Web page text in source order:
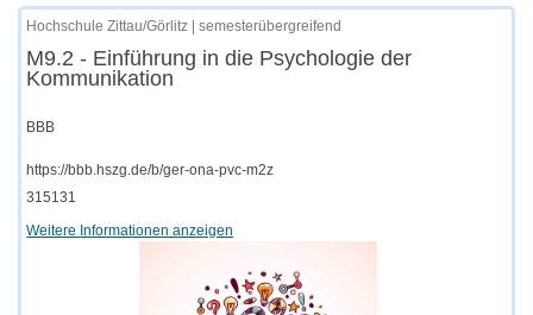
Hochschule Zittau/Görlitz | semesterübergreifend
M9.2 - Einführung in die Psychologie der
Kommunikation
BBB
https://bbb.hszg.de/b/ger-ona-pvc-m2z
315131
Weitere Informationen anzeigen